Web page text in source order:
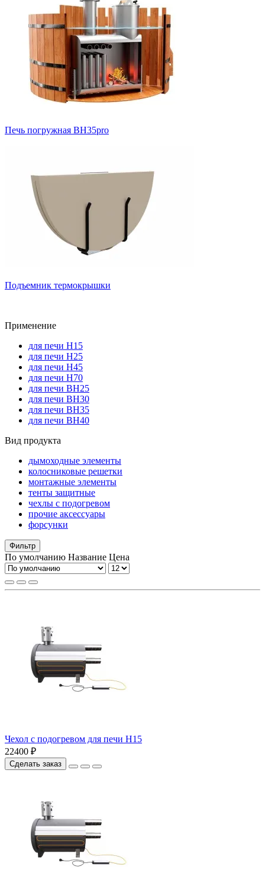
Печь погружная ВН35pro
Подъемник термокрышки
Применение
для печи H15
для печи H25
для печи H45
для печи H70
для печи ВH25
для печи ВH30
для печи ВH35
для печи ВH40
Вид продукта
дымоходные элементы
колосниковые решетки
монтажные элементы
тенты защитные
чехлы с подогревом
прочие аксессуары
форсунки
Фильтр
По умолчанию Название Цена
Чехол с подогревом для печи Н15
22400 ₽
Сделать заказ